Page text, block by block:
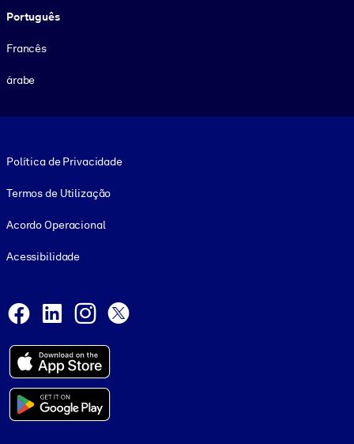
Português
Francês
árabe
Política de Privacidade
Termos de Utilização
Acordo Operacional
Acessibilidade
Facebook
LinkedInInstagram